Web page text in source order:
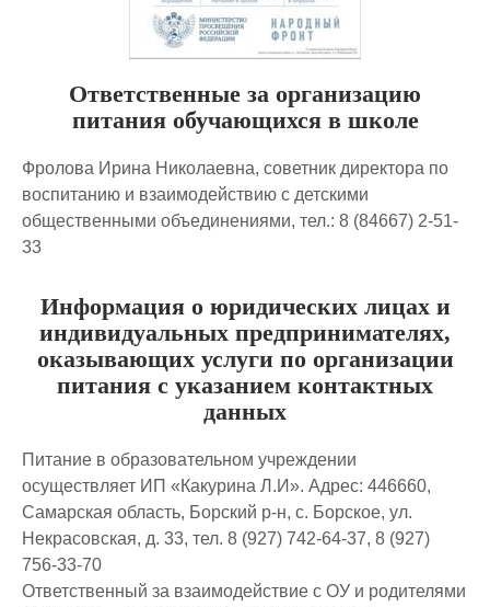
Ответственные за организацию
питания обучающихся в школе
Фролова Ирина Николаевна, советник директора по
воспитанию и взаимодействию с детскими
общественными объединениями, тел.: 8 (84667) 2-51-
33
Информация о юридических лицах и
индивидуальных предпринимателях,
оказывающих услуги по организации
питания с указанием контактных
данных
Питание в образовательном учреждении
осуществляет ИП «Какурина Л.И». Адрес: 446660,
Самарская область, Борский р-н, с. Борское, ул.
Некрасовская, д. 33, тел. 8 (927) 742-64-37, 8 (927)
756-33-70
Ответственный за взаимодействие с ОУ и родителями